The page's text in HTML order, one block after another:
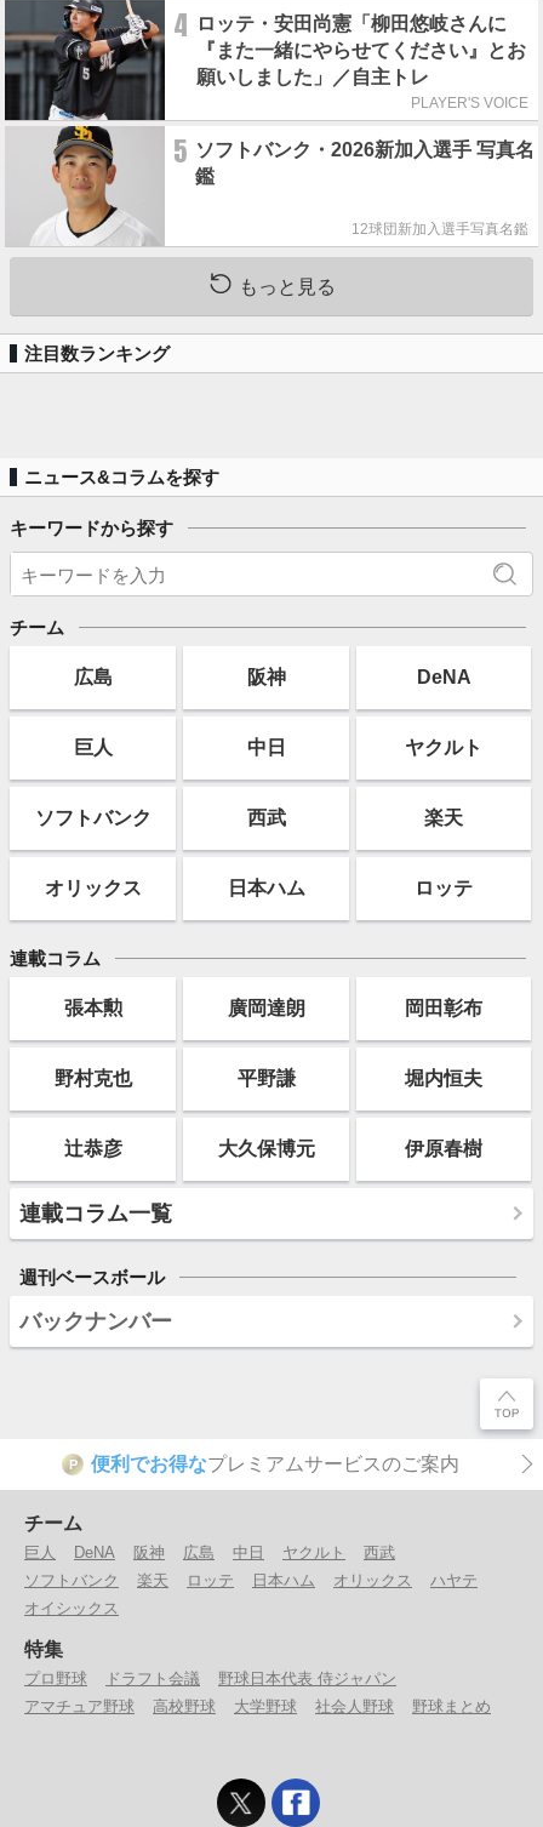
4
ロッテ・安田尚憲「柳田悠岐さんに
『また一緒にやらせてください』とお
願いしました」／自主トレ
PLAYER'S VOICE
5 ソフトバンク・2026新加入選手 写真名
鑑
12球団新加入選手写真名鑑
もっと見る
注目数ランキング
ニュース&コラムを探す
キーワードから探す
チーム
広島 阪神 DeNA
巨人 中日 ヤクルト
ソフトバンク 西武 楽天
オリックス 日本ハム ロッテ
連載コラム
張本勲 廣岡達朗 岡田彰布
野村克也 平野謙 堀内恒夫
辻恭彦 大久保博元 伊原春樹
連載コラム一覧
週刊ベースボール
バックナンバー
P 便利でお得なプレミアムサービスのご案内
チーム
巨人 DeNA 阪神 広島 中日 ヤクルト
西武
ソフトバンク
楽天 ロッテ 日本ハム オリックス
ハヤテ
オイシックス
特集
プロ野球 ドラフト会議
野球日本代表 侍ジャパン
アマチュア野球
高校野球 大学野球 社会人野球 野球まとめ